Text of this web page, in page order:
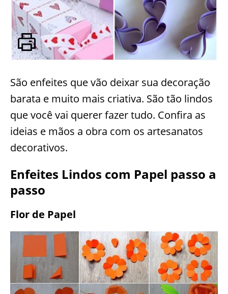
São enfeites que vão deixar sua decoração
barata e muito mais criativa. São tão lindos
que você vai querer fazer tudo. Confira as
ideias e mãos a obra com os artesanatos
decorativos.
Enfeites Lindos com Papel passo a
passo
Flor de Papel